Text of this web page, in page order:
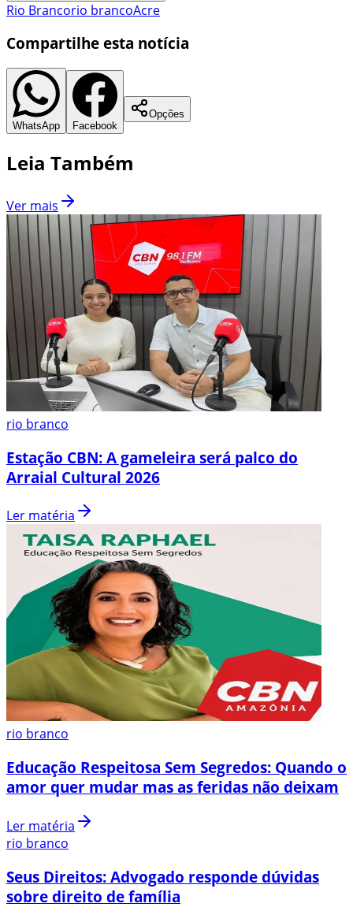
Rio Brancorio brancoAcre
Compartilhe esta notícia
WhatsApp Facebook
Opções
Leia Também
Ver mais
rio branco
Estação CBN: A gameleira será palco do
Arraial Cultural 2026
Ler matéria
rio branco
Educação Respeitosa Sem Segredos: Quando o
amor quer mudar mas as feridas não deixam
Ler matéria
rio branco
Seus Direitos: Advogado responde dúvidas
sobre direito de família